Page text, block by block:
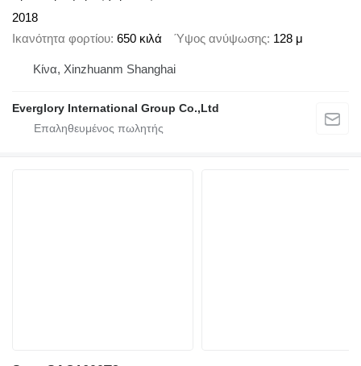
2018
Ικανότητα φορτίου 650 κιλά Ύψος ανύψωσης 128 μ
Κίνα, Xinzhuanm Shanghai
Everglory International Group Co.,Ltd